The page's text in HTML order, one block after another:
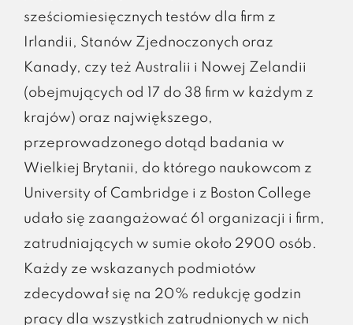
sześciomiesięcznych testów dla firm z
Irlandii, Stanów Zjednoczonych oraz
Kanady, czy też Australii i Nowej Zelandii
(obejmujących od 17 do 38 firm w każdym z
krajów) oraz największego,
przeprowadzonego dotąd badania w
Wielkiej Brytanii, do którego naukowcom z
University of Cambridge i z Boston College
udało się zaangażować 61 organizacji i firm,
zatrudniających w sumie około 2900 osób.
Każdy ze wskazanych podmiotów
zdecydował się na 20% redukcję godzin
pracy dla wszystkich zatrudnionych w nich